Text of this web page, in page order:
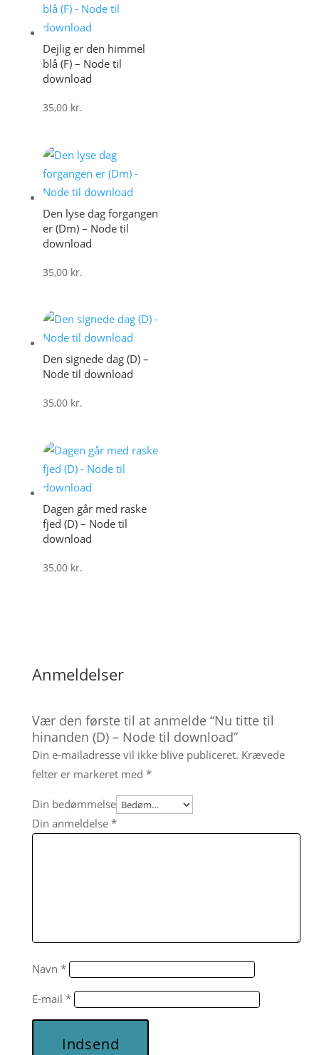
Dejlig er den himmel
blå (F) – Node til
download
35,00 kr.
Den lyse dag forgangen
er (Dm) – Node til
download
35,00 kr.
Den signede dag (D) –
Node til download
35,00 kr.
Dagen går med raske
fjed (D) – Node til
download
35,00 kr.
Anmeldelser
Vær den første til at anmelde “Nu titte til
hinanden (D) – Node til download”
Din e-mailadresse vil ikke blive publiceret. Krævede
felter er markeret med *
Din bedømmelse
Din anmeldelse *
Navn *
E-mail *
Indsend